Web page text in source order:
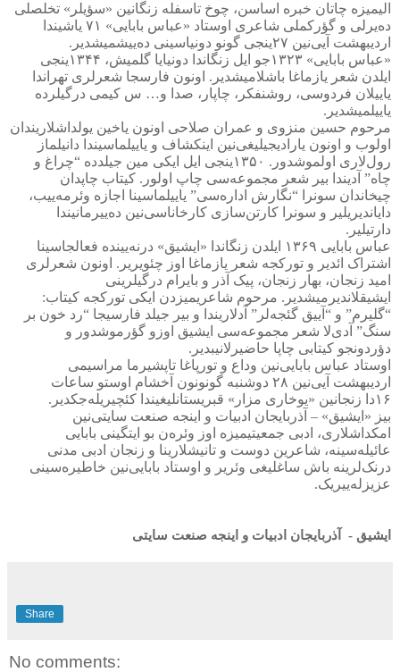
الیمیزه چاتان خبره اساسن، چوخ تاسفله زنگانین «سؤیلر» تخلصلی
ده‌یرلی و گؤرکملی شاعری اوستاد «عباس بابایی» ۷۱ یاشیندا
اردیبهشت آیی‌نین ۲۷ینجی گونو دونیاسینی ده‌ییشمیشدیر .
«عباس بابایی» ۱۳۲۳جو ایل زنگاندا دونیایا گلمیش، ۱۳۴۴ینجی
ایلدن شعر یازماغا باشلامیشدیر. اونون فارسجا شعرلری تهراندا
یاییلان فردوسی، روشنفکر، چاپار، صدا و… س کیمی درگیلرده
یاییلمیشدیر.
مرحوم حسین منزوی و عمران صلاحی اونون یاخین یولداشلاریندان
اولوب و اونون یارادیجیلیغی‌نین اینکشاف و یاییلماسیندا دانیلماز
رول‌لاری اولموشدور. ۱۳۵۰ینجی ایل ایکی مین جیلدده “چراغ و
چاه” آدیندا بیر شعر مجموعه‌سی چاپ اولور. کیتاب چاپدان
چیخاندان سونرا “نگارش اداره‌سی” یاییلماسینا اجازه وئرمه‌ییب،
دایاندیریلیر و سونرا کارتن‌سازی کارخاناسی‌نین ده‌ییرمانیندا
دارتیلیر .
عباس بابایی ۱۳۶۹
ایلدن زنگاندا «ایشیق» درنه‌یینده فعالجاسینا
اشتراک ائدیر و تورکجه شعر یازماغا اوز چئویریر. اونون شعرلری
امید زنجان، بهار زنجان، پیک آذر و بایرام درگیلرینی
ایشیقلاندیرمیشدیر. مرحوم شاعریمیزدن ایکی تورکجه کیتاب:
“گلیرم” و “آییق گئجه‌لر” آدلاریندا و بیر جیلد فارسیجا “رد خون بر
سنگ” آدی‌لا شعر مجموعه‌سی ایشیق اوزو گؤرموشدور و
دؤردونجو کیتابی چاپا حاضیرلانیبدیر .
اوستاد عباس بابایی‌نین وداع و تورپاغا تاپشیرما مراسیمی
اردیبهشت آیی‌نین ۲۸ دوشنبه گونونون آخشام اوستو ساعات
۱۶دا زنجانین «یوخاری مزار» قبریستانلیغیندا کئچیریله‌جکدیر .
بیز «ایشیق» – آذربایجان ادبیات و اینجه صنعت سایتی‌نین
امکداشلاری، ادبی جمعیتیمیزه اوز وئره‌ن بو ایتگینی بابایی
عائیله‌سینه، شاعرین دوست و تانیشلارینا و زنجان ادبی مدنی
درنک‌لرینه باش ساغلیغی وئریر و اوستاد بابایی‌نین خاطیره‌سینی
عزیزله‌ییریک.
ایشیق - آذربایجان ادبیات و اینجه صنعت سایتی
Share
No comments: